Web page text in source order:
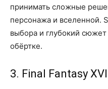
принимать сложные
персонажа и вселенной.
выбора и глубокий
обёртке.
3. Final Fantasy XVI